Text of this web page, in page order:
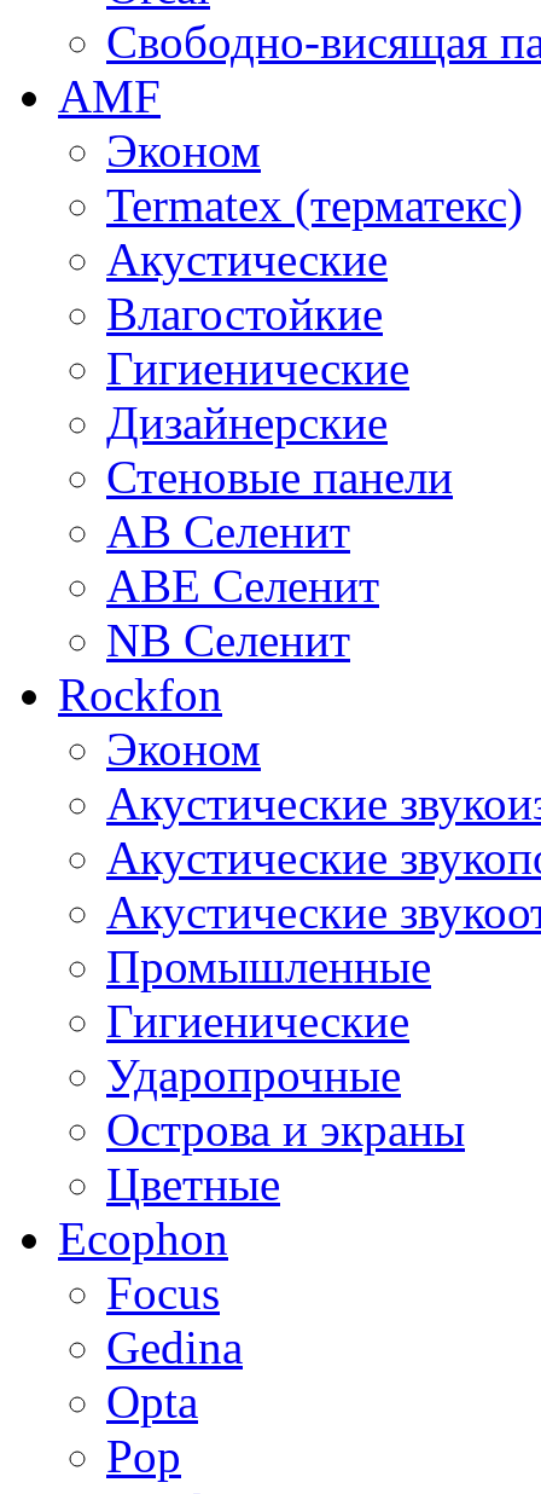
Свободно-висящая
AMF
Эконом
Termatex (терматекс)
Акустические
Влагостойкие
Гигиенические
Дизайнерские
Стеновые панели
AB Селенит
ABE Селенит
NB Селенит
Rockfon
Эконом
Акустические
Акустические
Акустические
Промышленные
Гигиенические
Ударопрочные
Острова и экраны
Цветные
Ecophon
Focus
Gedina
Opta
Pop